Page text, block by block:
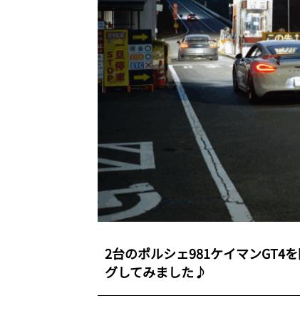
2台のポルシェ981ケイマンGT4
グしてみました♪